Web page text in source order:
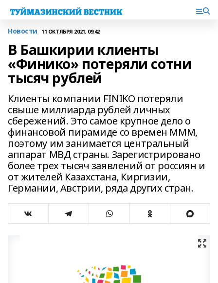
Новости 11 ОКТЯБРЯ 2021, 09:42
В Башкирии клиенты
«Финико» потеряли сотни
тысяч рублей
Клиенты компании FINIKO потеряли
свыше миллиарда рублей личных
сбережений. Это самое крупное дело о
финансовой пирамиде со времен МММ,
поэтому им занимается центральный
аппарат МВД страны. Зарегистрировано
более трех тысяч заявлений от россиян и
от жителей Казахстана, Киргизии,
Германии, Австрии, ряда других стран.